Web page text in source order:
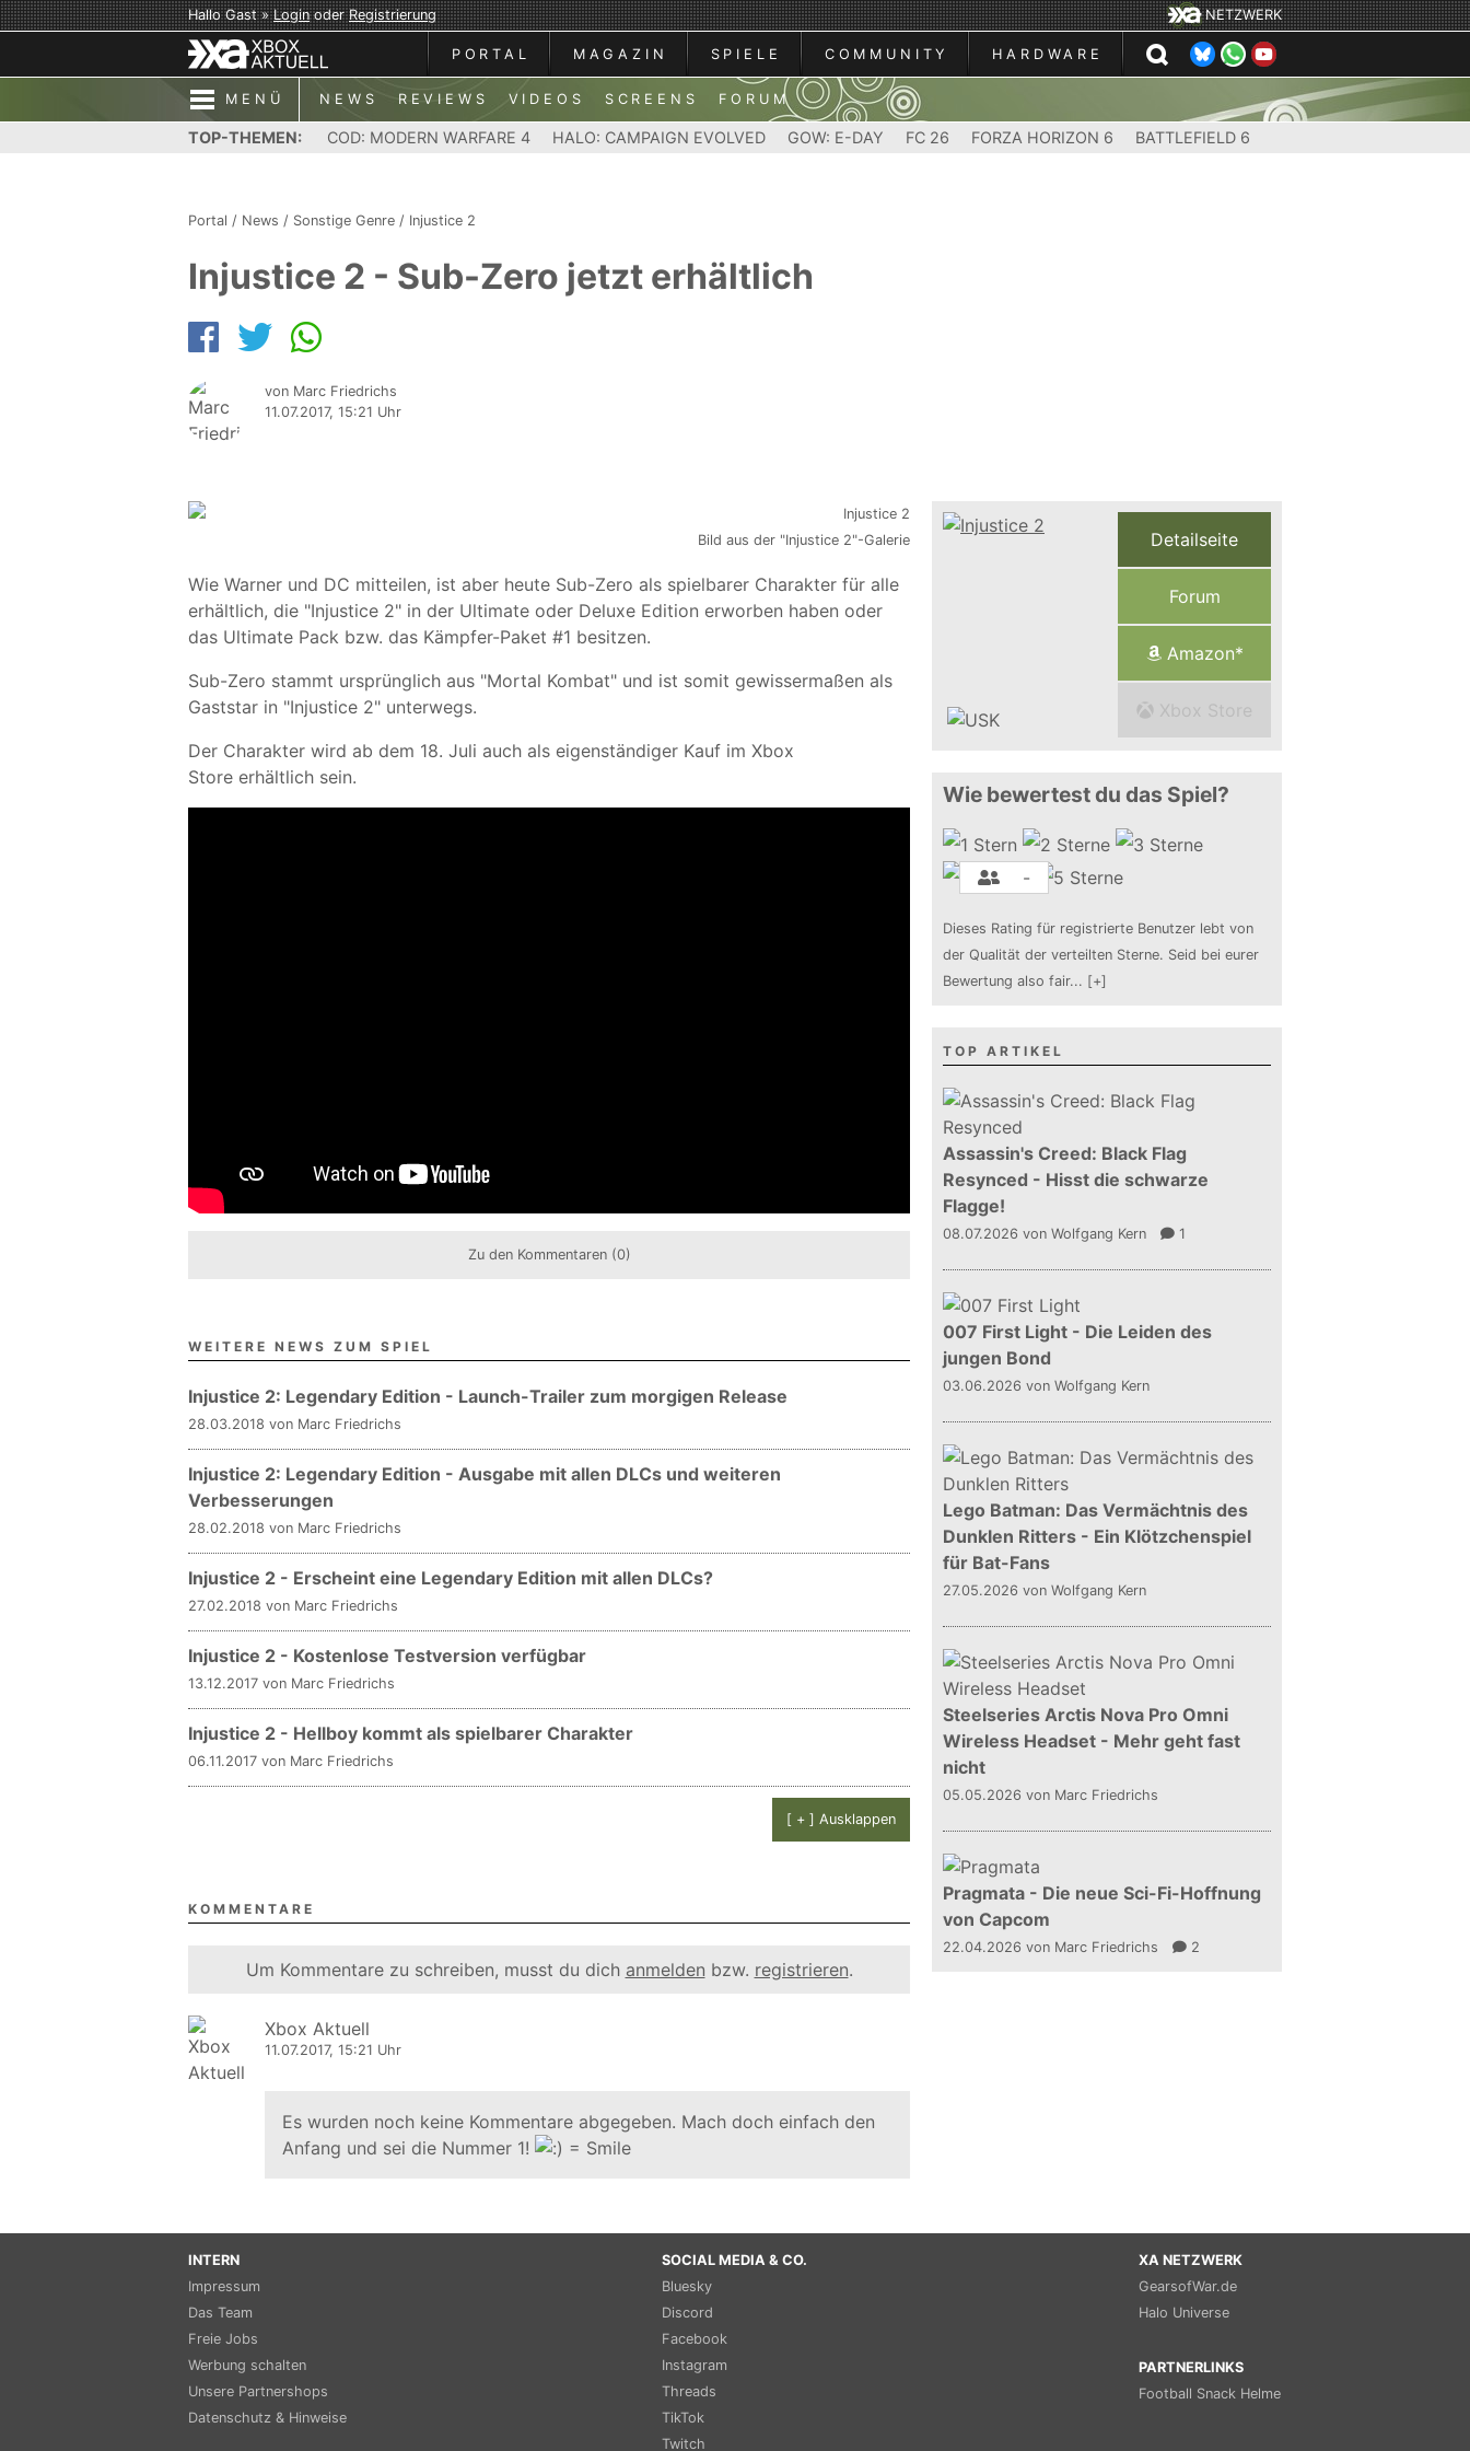
Hallo Gast »LoginoderRegistrierung NETZWERK
PORTAL MAGAZIN SPIELE COMMUNITY HARDWARE
MENÜ NEWS REVIEWS VIDEOS SCREENS FORUM
TOP-THEMEN: COD: MODERN WARFARE 4 HALO: CAMPAIGN EVOLVED GOW: E-DAY FC 26 FORZA HORIZON 6 BATTLEFIELD 6
Portal / News / Sonstige Genre / Injustice 2
Injustice 2 - Sub-Zero jetzt erhältlich
von Marc Friedrichs
11.07.2017, 15:21 Uhr
Bild aus der "Injustice 2"-Galerie
Wie Warner und DC mitteilen, ist aber heute Sub-Zero als spielbarer Charakter für alle
erhältlich, die "Injustice 2" in der Ultimate oder Deluxe Edition erworben haben oder
das Ultimate Pack bzw. das Kämpfer-Paket #1 besitzen.
Sub-Zero stammt ursprünglich aus "Mortal Kombat" und ist somit gewissermaßen als
Gaststar in "Injustice 2" unterwegs.
Der Charakter wird ab dem 18. Juli auch als eigenständiger Kauf im Xbox
Store erhältlich sein.
Zu den Kommentaren (0)
WEITERE NEWS ZUM SPIEL
Injustice 2: Legendary Edition - Launch-Trailer zum morgigen Release
28.03.2018 von Marc Friedrichs
Injustice 2: Legendary Edition - Ausgabe mit allen DLCs und weiteren
Verbesserungen
28.02.2018 von Marc Friedrichs
Injustice 2 - Erscheint eine Legendary Edition mit allen DLCs?
27.02.2018 von Marc Friedrichs
Injustice 2 - Kostenlose Testversion verfügbar
13.12.2017 von Marc Friedrichs
Injustice 2 - Hellboy kommt als spielbarer Charakter
06.11.2017 von Marc Friedrichs
[ + ] Ausklappen
KOMMENTARE
Um Kommentare zu schreiben, musst du dich anmelden bzw. registrieren.
Xbox Aktuell
11.07.2017, 15:21 Uhr
Es wurden noch keine Kommentare abgegeben. Mach doch einfach den
Anfang und sei die Nummer 1!
Detailseite
Forum
Amazon*
Xbox Store
Wie bewertest du das Spiel?
-
Dieses Rating für registrierte Benutzer lebt von
der Qualität der verteilten Sterne. Seid bei eurer
Bewertung also fair... [+]
TOP ARTIKEL
Assassin's Creed: Black Flag
Resynced - Hisst die schwarze
Flagge!
08.07.2026 von Wolfgang Kern 1
007 First Light - Die Leiden des
jungen Bond
03.06.2026 von Wolfgang Kern
Lego Batman: Das Vermächtnis des
Dunklen Ritters - Ein Klötzchenspiel
für Bat-Fans
27.05.2026 von Wolfgang Kern
Steelseries Arctis Nova Pro Omni
Wireless Headset - Mehr geht fast
nicht
05.05.2026 von Marc Friedrichs
Pragmata - Die neue Sci-Fi-Hoffnung
von Capcom
22.04.2026 von Marc Friedrichs 2
INTERN
Impressum
Das Team
Freie Jobs
Werbung schalten
Unsere Partnershops
Datenschutz & Hinweise
SOCIAL MEDIA & CO.
Bluesky
Discord
Facebook
Instagram
Threads
TikTok
Twitch
XA NETZWERK
GearsofWar.de
Halo Universe
PARTNERLINKS
Football Snack Helme